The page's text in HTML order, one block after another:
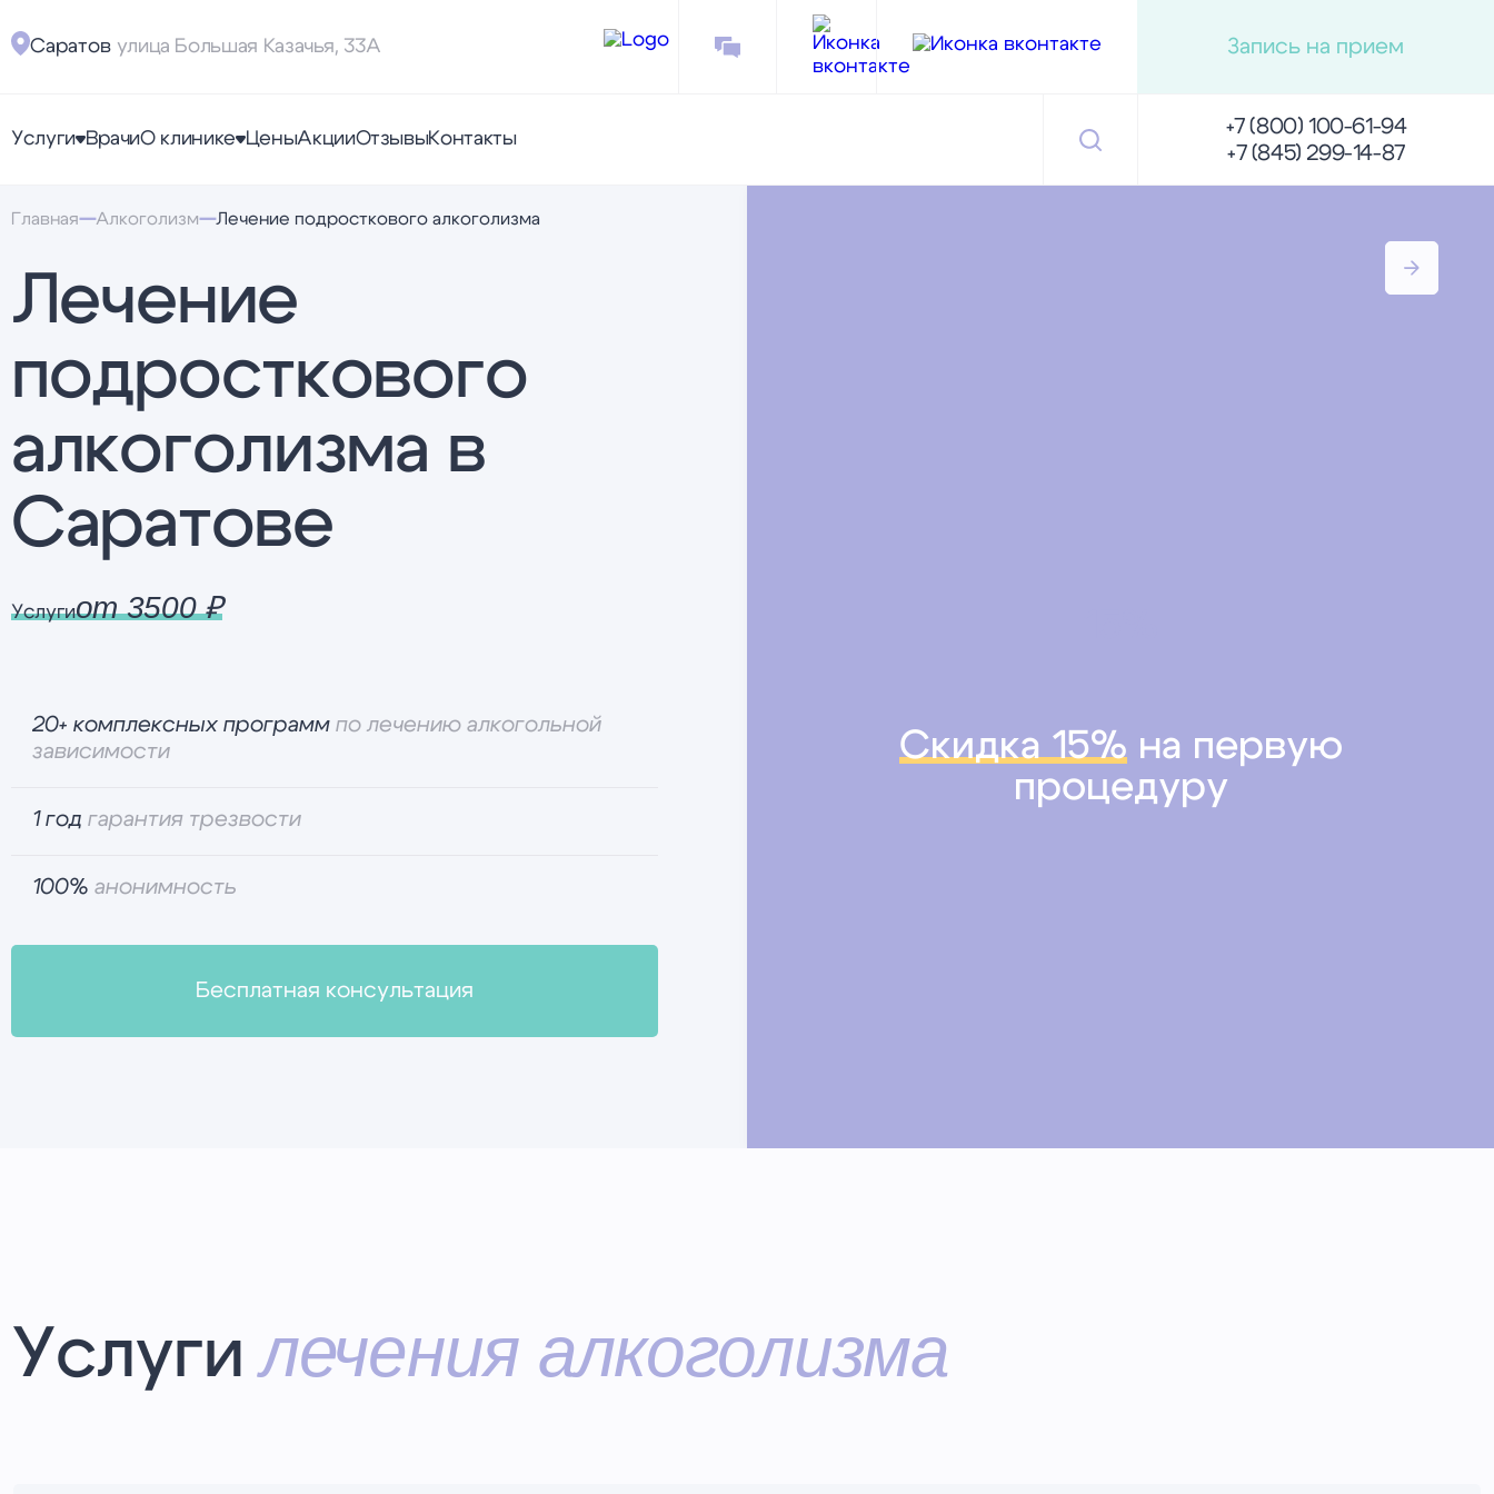
Саратов улица Большая Казачья, 33А Запись на прием
Услуги ВрачиО клинике ЦеныАкцииОтзывыКонтакты
+7 (800) 100-61-94
+7 (845) 299-14-87
Главная Алкоголизм Лечение подросткового алкоголизма
Лечение
подросткового
алкоголизма в
Саратове
Услугиот 3500 ₽
20+ комплексных программпо лечению алкогольной
зависимости
1 год гарантия трезвости
100% анонимность
Бесплатная консультация
Скидка 15% на первую
процедуру
Услугилечения алкоголизма